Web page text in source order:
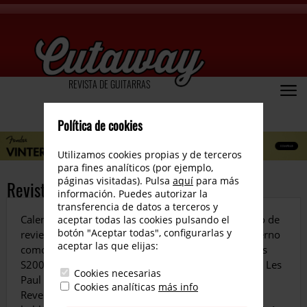
REVISTA DE GUITARRAS
Revista número 22
Calentamos esta primavera con un número cargado de
reviews de lo más interesantes, desde lo más moderno
como una Suhr Modern Custom Order o las Rasmus
S200 y M200 pasando por dos joyas como son una Les
Paul Gold Top Original del 52 y un Fender Deluxe
Reverb de 1965. En nuestra sección de entrevistas
Política de cookies
Utilizamos cookies propias y de terceros
para fines analíticos (por ejemplo,
páginas visitadas). Pulsa aquí para más
información. Puedes autorizar la
transferencia de datos a terceros y
aceptar todas las cookies pulsando el
botón "Aceptar todas", configurarlas y
aceptar las que elijas:
Cookies necesarias
Cookies analíticas más info